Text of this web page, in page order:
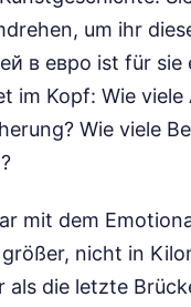
um ihr
в евро ist für
im Kopf: Wie
Wie viele
mit dem
nicht in
die letzte